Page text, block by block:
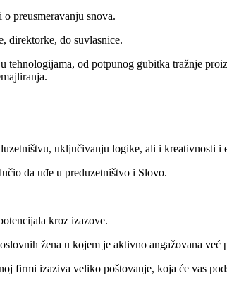
preusmeravanju snova.
direktorke, do suvlasnice.
od potpunog gubitka tražnje
uključivanju logike, ali i kreativnosti i
da uđe u preduzetništvo i Slovo.
kroz izazove.
žena u kojem je aktivno angažovana već
firmi izaziva veliko poštovanje, koja će vas